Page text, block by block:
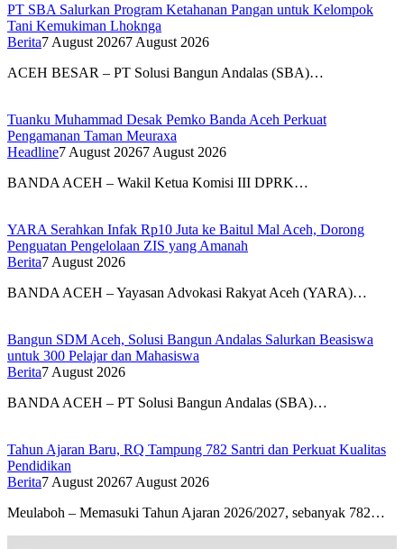
PT SBA Salurkan Program Ketahanan Pangan untuk Kelompok
Tani Kemukiman Lhoknga
Berita7 August 20267 August 2026
ACEH BESAR – PT Solusi Bangun Andalas (SBA)…
Tuanku Muhammad Desak Pemko Banda Aceh Perkuat
Pengamanan Taman Meuraxa
Headline7 August 20267 August 2026
BANDA ACEH – Wakil Ketua Komisi III DPRK…
YARA Serahkan Infak Rp10 Juta ke Baitul Mal Aceh, Dorong
Penguatan Pengelolaan ZIS yang Amanah
Berita7 August 2026
BANDA ACEH – Yayasan Advokasi Rakyat Aceh (YARA)…
Bangun SDM Aceh, Solusi Bangun Andalas Salurkan Beasiswa
untuk 300 Pelajar dan Mahasiswa
Berita7 August 2026
BANDA ACEH – PT Solusi Bangun Andalas (SBA)…
Tahun Ajaran Baru, RQ Tampung 782 Santri dan Perkuat Kualitas
Pendidikan
Berita7 August 20267 August 2026
Meulaboh – Memasuki Tahun Ajaran 2026/2027, sebanyak 782…